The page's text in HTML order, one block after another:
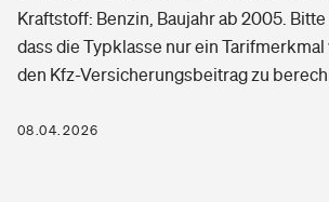
Arbeitsrechtsschutz
Berufshaftpflichtversicherung
Zur Übersicht
Elementarversicherung
Pri­vate Haft­pflicht­
Gesundheit
Private Krankenversicherung
Kraftstoff: Benzin, Baujahr ab 2005. Bitte
dass die Typklasse nur ein Tarifmerkmal
den Kfz-Versicherungsbeitrag zu
08.04.2026